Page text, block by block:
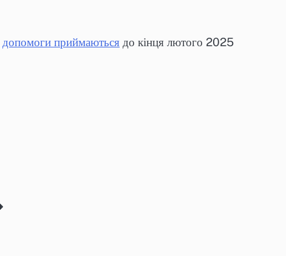
допомоги приймаються до кінця лютого 2025